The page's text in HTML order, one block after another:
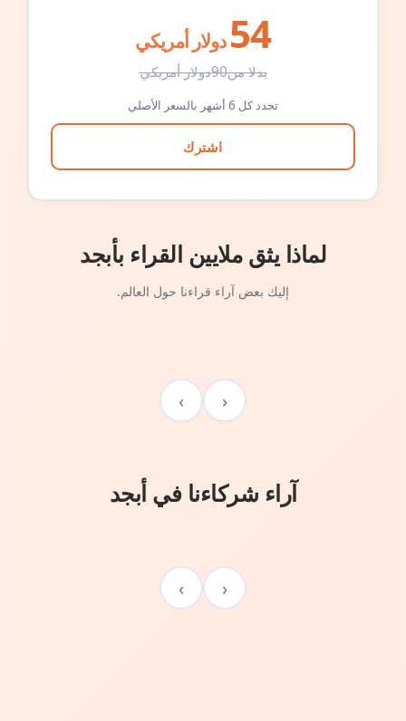
54 دولار أمريكي
بدلا من90دولار أمريكي
تجدد كل 6 أشهر بالسعر الأصلي
اشترك
لماذا يثق ملايين القراء بأبجد
إليك بعض آراء قراءنا حول العالم.
‹
›
آراء شركاءنا في أبجد
‹
›